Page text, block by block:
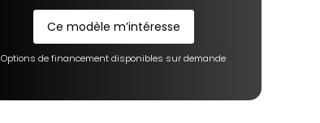
Ce modèle m’intéresse
Options de financement disponibles sur demande